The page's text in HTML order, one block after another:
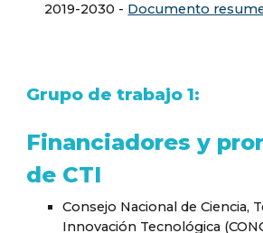
2019-2030 - Documento
Grupo de trabajo 1:
Financiadores y
de CTI
Consejo Nacional de Ciencia,
Innovación Tecnológica